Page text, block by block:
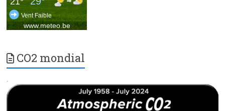
CO2 mondial
.